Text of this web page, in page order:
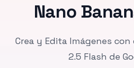
Nano
Crea y Edita Imágenes con
2.5 Flash de